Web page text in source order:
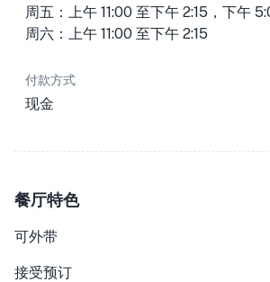
周五：上午 11:00 至下午 2:15，下午
周六：上午 11:00 至下午 2:15
付款方式
现金
餐厅特色
可外带
接受预订